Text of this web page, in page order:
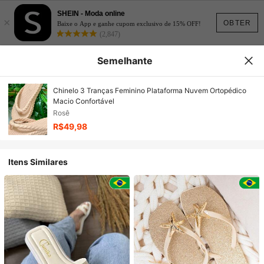
OBTER
×
SHEIN - Moda online
Baixe o App e ganhe cupom exclusivo de 15% OFF!
(2,847)
Semelhante
Chinelo 3 Tranças Feminino Plataforma Nuvem Ortopédico
Macio Confortável
Rosê
R$49,98
Itens Similares